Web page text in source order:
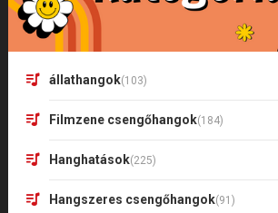
állathangok(103)
Filmzene csengőhangok(184)
Hanghatások(225)
Hangszeres csengőhangok(91)